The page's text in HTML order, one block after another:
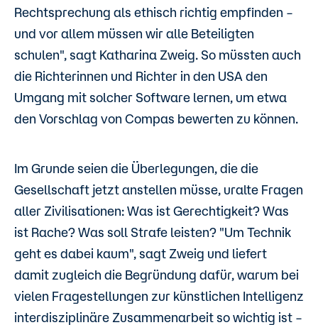
Rechtsprechung als ethisch richtig empfinden –
und vor allem müssen wir alle Beteiligten
schulen", sagt Katharina Zweig. So müssten auch
die Richterinnen und Richter in den USA den
Umgang mit solcher Software lernen, um etwa
den Vorschlag von Compas bewerten zu können.
Im Grunde seien die Überlegungen, die die
Gesellschaft jetzt anstellen müsse, uralte Fragen
aller Zivilisationen: Was ist Gerechtigkeit? Was
ist Rache? Was soll Strafe leisten? "Um Technik
geht es dabei kaum", sagt Zweig und liefert
damit zugleich die Begründung dafür, warum bei
vielen Fragestellungen zur künstlichen Intelligenz
interdisziplinäre Zusammenarbeit so wichtig ist –